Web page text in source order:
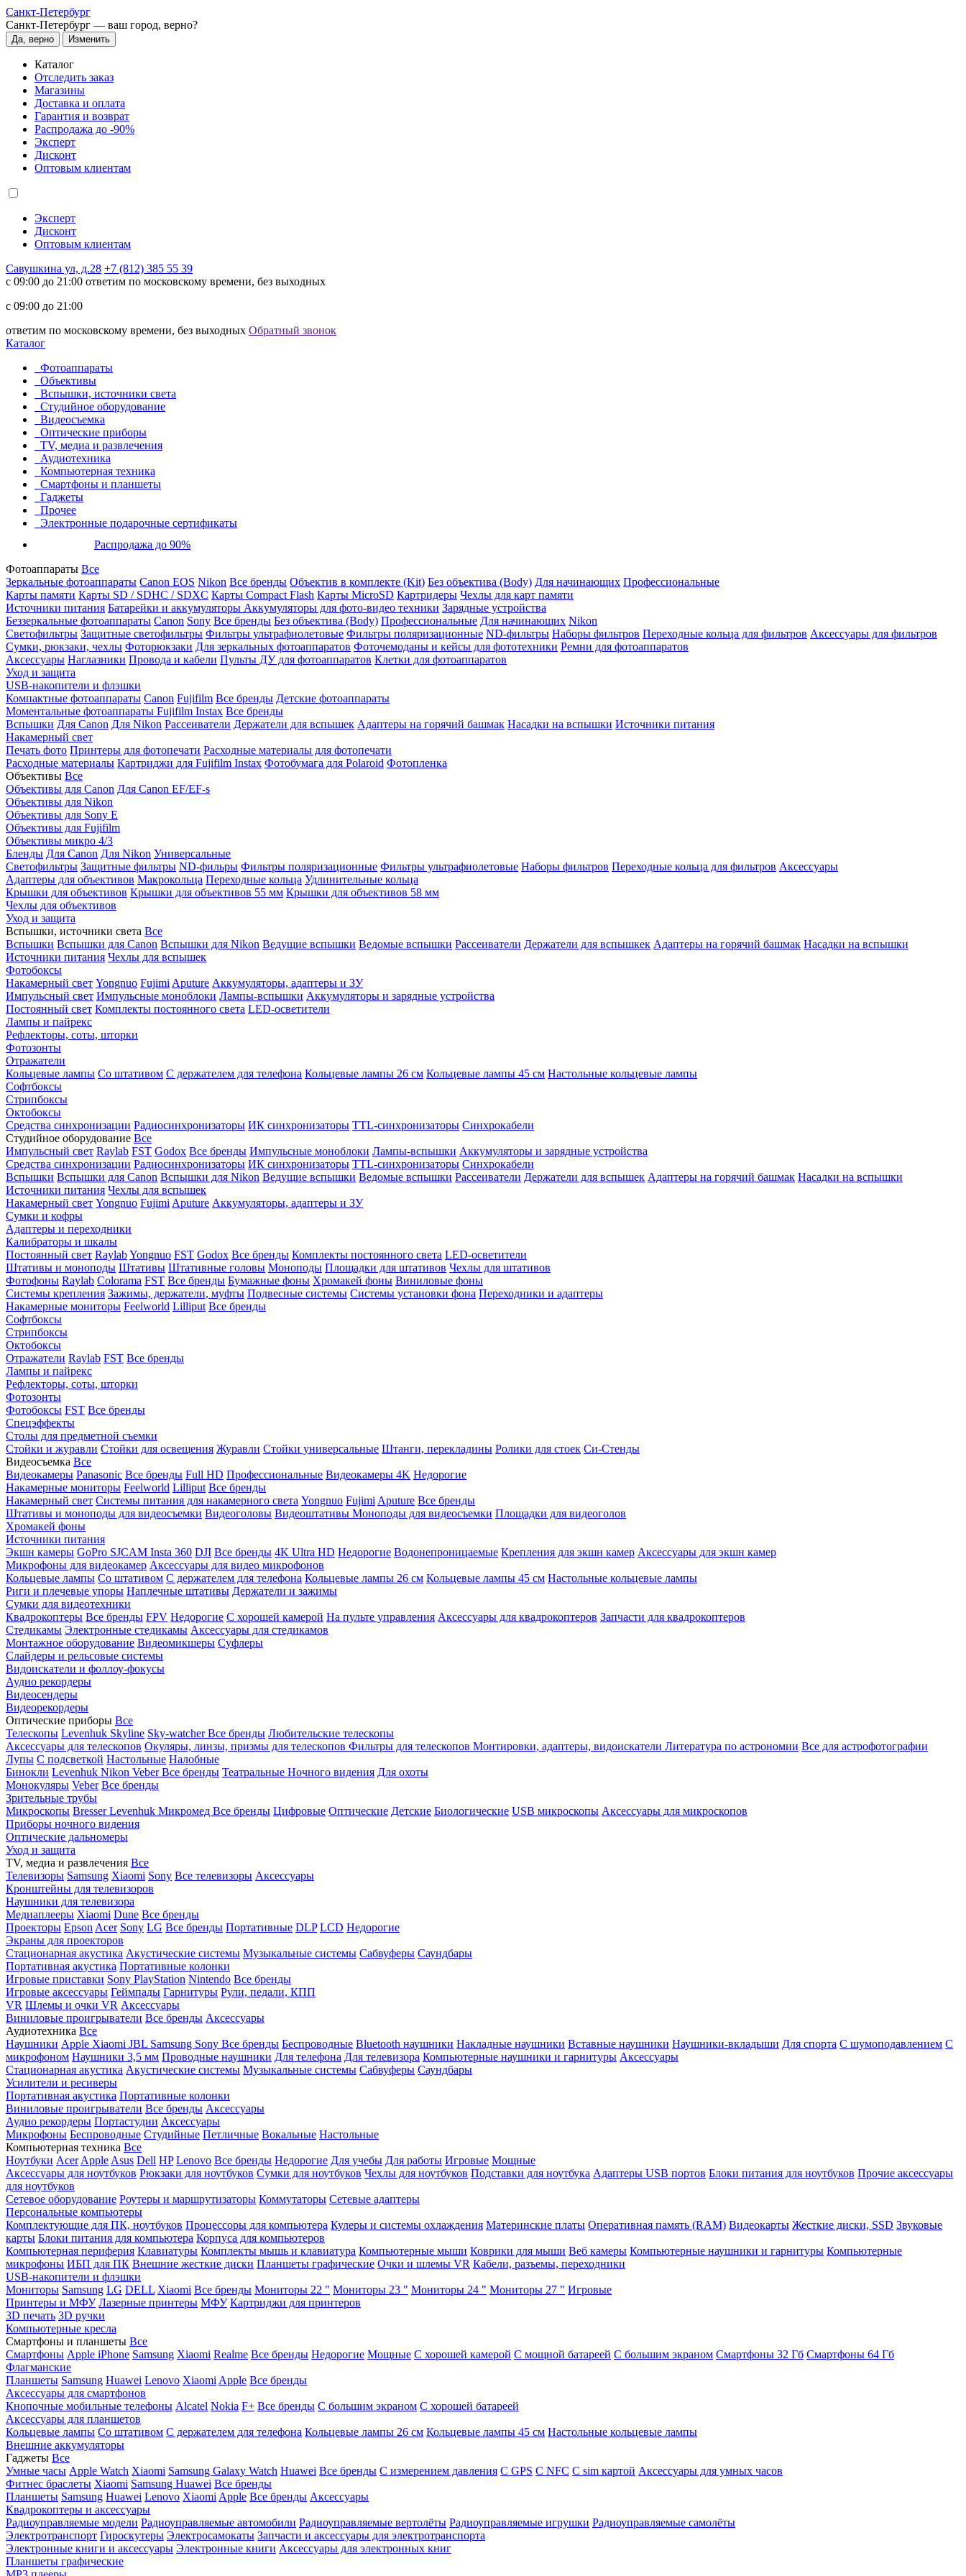
Санкт-Петербург
Санкт-Петербург — ваш город, верно?
Да, верно Изменить
Каталог
Отследить заказ
Магазины
Доставка и оплата
Гарантия и возврат
Распродажа до -90%
Эксперт
Дисконт
Оптовым клиентам
Эксперт
Дисконт
Оптовым клиентам
Савушкина ул, д.28 +7 (812) 385 55 39
c 09:00 до 21:00 ответим по московскому времени, без выходных
c 09:00 до 21:00
ответим по московскому времени, без выходных Обратный звонок
Каталог
Фотоаппараты
Объективы
Вспышки, источники света
Студийное оборудование
Видеосъемка
Оптические приборы
TV, медиа и развлечения
Аудиотехника
Компьютерная техника
Смартфоны и планшеты
Гаджеты
Прочее
Электронные подарочные сертификаты
Распродажа до 90%
Фотоаппараты Все
Зеркальные фотоаппараты Canon EOS Nikon Все бренды Объектив в комплекте (Kit) Без объектива (Body) Для начинающих Профессиональные
Карты памяти Карты SD / SDHC / SDXC Карты Compact Flash Карты MicroSD Картридеры Чехлы для карт памяти
Источники питания Батарейки и аккумуляторы Аккумуляторы для фото-видео техники Зарядные устройства
Беззеркальные фотоаппараты Canon Sony Все бренды Без объектива (Body) Профессиональные Для начинающих Nikon
Светофильтры Защитные светофильтры Фильтры ультрафиолетовые Фильтры поляризационные ND-фильтры Наборы фильтров Переходные кольца для фильтров Аксессуары для фильтров
Сумки, рюкзаки, чехлы Фоторюкзаки Для зеркальных фотоаппаратов Фоточемоданы и кейсы для фототехники Ремни для фотоаппаратов
Аксессуары Наглазники Провода и кабели Пульты ДУ для фотоаппаратов Клетки для фотоаппаратов
Уход и защита
USB-накопители и флэшки
Компактные фотоаппараты Canon Fujifilm Все бренды Детские фотоаппараты
Моментальные фотоаппараты Fujifilm Instax Все бренды
Вспышки Для Canon Для Nikon Рассеиватели Держатели для вспышек Адаптеры на горячий башмак Насадки на вспышки Источники питания
Накамерный свет
Печать фото Принтеры для фотопечати Расходные материалы для фотопечати
Расходные материалы Картриджи для Fujifilm Instax Фотобумага для Polaroid Фотопленка
Объективы Все
Объективы для Canon Для Canon EF/EF-s
Объективы для Nikon
Объективы для Sony E
Объективы для Fujifilm
Объективы микро 4/3
Бленды Для Canon Для Nikon Универсальные
Светофильтры Защитные фильтры ND-фильры Фильтры поляризационные Фильтры ультрафиолетовые Наборы фильтров Переходные кольца для фильтров Аксессуары
Адаптеры для объективов Макрокольца Переходные кольца Удлинительные кольца
Крышки для объективов Крышки для объективов 55 мм Крышки для объективов 58 мм
Чехлы для объективов
Уход и защита
Вспышки, источники света Все
Вспышки Вспышки для Canon Вспышки для Nikon Ведущие вспышки Ведомые вспышки Рассеиватели Держатели для вспышкек Адаптеры на горячий башмак Насадки на вспышки
Источники питания Чехлы для вспышек
Фотобоксы
Накамерный свет Yongnuo Fujimi Aputure Аккумуляторы, адаптеры и ЗУ
Импульсный свет Импульсные моноблоки Лампы-вспышки Аккумуляторы и зарядные устройства
Постоянный свет Комплекты постоянного света LED-осветители
Лампы и пайрекс
Рефлекторы, соты, шторки
Фотозонты
Отражатели
Кольцевые лампы Со штативом С держателем для телефона Кольцевые лампы 26 см Кольцевые лампы 45 см Настольные кольцевые лампы
Софтбоксы
Стрипбоксы
Октобоксы
Средства синхронизации Радиосинхронизаторы ИК синхронизаторы TTL-синхронизаторы Синхрокабели
Студийное оборудование Все
Импульсный свет Raylab FST Godox Все бренды Импульсные моноблоки Лампы-вспышки Аккумуляторы и зарядные устройства
Средства синхронизации Радиосинхронизаторы ИК синхронизаторы TTL-синхронизаторы Синхрокабели
Вспышки Вспышки для Canon Вспышки для Nikon Ведущие вспышки Ведомые вспышки Рассеиватели Держатели для вспышек Адаптеры на горячий башмак Насадки на вспышки
Источники питания Чехлы для вспышек
Накамерный свет Yongnuo Fujimi Aputure Аккумуляторы, адаптеры и ЗУ
Сумки и кофры
Адаптеры и переходники
Калибраторы и шкалы
Постоянный свет RaylabYongnuo FST Godox Все бренды Комплекты постоянного света LED-осветители
Штативы и моноподы Штативы Штативные головы Моноподы Площадки для штативов Чехлы для штативов
Фотофоны Raylab Colorama FST Все бренды Бумажные фоны Хромакей фоны Виниловые фоны
Системы крепления Зажимы, держатели, муфты Подвесные системы Системы установки фона Переходники и адаптеры
Накамерные мониторы Feelworld Lilliput Все бренды
Софтбоксы
Стрипбоксы
Октобоксы
Отражатели Raylab FST Все бренды
Лампы и пайрекс
Рефлекторы, соты, шторки
Фотозонты
Фотобоксы FST Все бренды
Спецэффекты
Столы для предметной съемки
Стойки и журавли Стойки для освещения Журавли Стойки универсальные Штанги, перекладины Ролики для стоек Си-Стенды
Видеосъемка Все
Видеокамеры Panasonic Все бренды Full HD Профессиональные Видеокамеры 4K Недорогие
Накамерные мониторы Feelworld Lilliput Все бренды
Накамерный свет Системы питания для накамерного света Yongnuo Fujimi Aputure Все бренды
Штативы и моноподы для видеосъемки Видеоголовы Видеоштативы Моноподы для видеосъемки Площадки для видеоголов
Хромакей фоны
Источники питания
Экшн камеры GoPro SJCAM Insta 360 DJI Все бренды 4K Ultra HD Недорогие Водонепроницаемые Крепления для экшн камер Аксессуары для экшн камер
Микрофоны для видеокамер Аксессуары для видео микрофонов
Кольцевые лампы Со штативом C держателем для телефона Кольцевые лампы 26 см Кольцевые лампы 45 см Настольные кольцевые лампы
Риги и плечевые упоры Наплечные штативы Держатели и зажимы
Сумки для видеотехники
Квадрокоптеры Все бренды FPV Недорогие С хорошей камерой На пульте управления Аксессуары для квадрокоптеров Запчасти для квадрокоптеров
Стедикамы Электронные стедикамы Аксессуары для стедикамов
Монтажное оборудование Видеомикшеры Суфлеры
Слайдеры и рельсовые системы
Видоискатели и фоллоу-фокусы
Аудио рекордеры
Видеосендеры
Видеорекордеры
Оптические приборы Все
Телескопы Levenhuk Skyline Sky-watcherВсе бренды Любительские телескопы
Аксессуары для телескопов Окуляры, линзы, призмы для телескопов Фильтры для телескопов Монтировки, адаптеры, видоискатели Литература по астрономии Все для астрофотографии
Лупы С подсветкой Настольные Налобные
Бинокли Levenhuk Nikon VeberВсе бренды Театральные Ночного видения Для охоты
Монокуляры Veber Все бренды
Зрительные трубы
Микроскопы BresserLevenhuk Микромед Все бренды Цифровые Оптические Детские Биологические USB микроскопы Аксессуары для микроскопов
Приборы ночного видения
Оптические дальномеры
Уход и защита
TV, медиа и развлечения Все
Телевизоры Samsung Xiaomi Sony Все телевизоры Аксессуары
Кронштейны для телевизоров
Наушники для телевизора
Медиаплееры Xiaomi Dune Все бренды
Проекторы Epson Acer Sony LG Все бренды Портативные DLP LCD Недорогие
Экраны для проекторов
Стационарная акустика Акустические системы Музыкальные системы Сабвуферы Саундбары
Портативная акустика Портативные колонки
Игровые приставки Sony PlayStation Nintendo Все бренды
Игровые аксессуары Геймпады Гарнитуры Рули, педали, КПП
VR Шлемы и очки VR Аксессуары
Виниловые проигрыватели Все бренды Аксессуары
Аудиотехника Все
Наушники Apple Xiaomi JBL Samsung Sony Все бренды Беспроводные Bluetooth наушники Накладные наушники Вставные наушники Наушники-вкладыши Для спорта С шумоподавлением С
микрофоном Наушники 3,5 мм Проводные наушники Для телефона Для телевизора Компьютерные наушники и гарнитуры Аксессуары
Стационарная акустика Акустические системы Музыкальные системы Сабвуферы Саундбары
Усилители и ресиверы
Портативная акустика Портативные колонки
Виниловые проигрыватели Все бренды Аксессуары
Аудио рекордеры Портастудии Аксессуары
Микрофоны Беспроводные Студийные Петличные Вокальные Настольные
Компьютерная техника Все
Ноутбуки Acer Apple Asus Dell HP Lenovo Все бренды Недорогие Для учебы Для работы Игровые Мощные
Аксессуары для ноутбуков Рюкзаки для ноутбуков Сумки для ноутбуков Чехлы для ноутбуков Подставки для ноутбука Адаптеры USB портов Блоки питания для ноутбуков Прочие аксессуары
для ноутбуков
Сетевое оборудование Роутеры и маршрутизаторы Коммутаторы Сетевые адаптеры
Персональные компьютеры
Комплектующие для ПК, ноутбуков Процессоры для компьютера Кулеры и системы охлаждения Материнские платы Оперативная память (RAM) Видеокарты Жесткие диски, SSD Звуковые
карты Блоки питания для компьютера Корпуса для компьютеров
Компьютерная периферия Клавиатуры Комплекты мышь и клавиатура Компьютерные мыши Коврики для мыши Веб камеры Компьютерные наушники и гарнитуры Компьютерные
микрофоны ИБП для ПК Внешние жесткие диски Планшеты графические Очки и шлемы VR Кабели, разъемы, переходники
USB-накопители и флэшки
Мониторы Samsung LG DELL Xiaomi Все бренды Мониторы 22 " Мониторы 23 " Мониторы 24 " Мониторы 27 " Игровые
Принтеры и МФУ Лазерные принтеры МФУ Картриджи для принтеров
3D печать 3D ручки
Компьютерные кресла
Смартфоны и планшеты Все
Смартфоны Apple iPhone Samsung Xiaomi Realme Все бренды Недорогие Мощные С хорошей камерой С мощной батареей С большим экраном Смартфоны 32 Гб Смартфоны 64 Гб
Флагманские
Планшеты Samsung Huawei Lenovo Xiaomi Apple Все бренды
Аксессуары для смартфонов
Кнопочные мобильные телефоны Alcatel Nokia F+ Все бренды С большим экраном С хорошей батареей
Аксессуары для планшетов
Кольцевые лампы Со штативом C держателем для телефона Кольцевые лампы 26 см Кольцевые лампы 45 см Настольные кольцевые лампы
Внешние аккумуляторы
Гаджеты Все
Умные часы Apple Watch Xiaomi Samsung Galaxy Watch Huawei Все бренды C измерением давления C GPS C NFC C sim картой Аксессуары для умных часов
Фитнес браслеты Xiaomi Samsung Huawei Все бренды
Планшеты Samsung Huawei Lenovo Xiaomi Apple Все бренды Аксессуары
Квадрокоптеры и аксессуары
Радиоуправляемые модели Радиоуправляемые автомобили Радиоуправляемые вертолёты Радиоуправляемые игрушки Радиоуправляемые самолёты
Электротранспорт Гироскутеры Электросамокаты Запчасти и аксессуары для электротранспорта
Электронные книги и аксессуары Электронные книги Аксессуары для электронных книг
Планшеты графические